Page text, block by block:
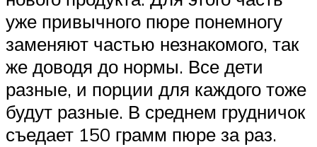
уже привычного пюре понемногу
заменяют частью незнакомого, так
же доводя до нормы. Все дети
разные, и порции для каждого тоже
будут разные. В среднем грудничок
съедает 150 грамм пюре за раз.